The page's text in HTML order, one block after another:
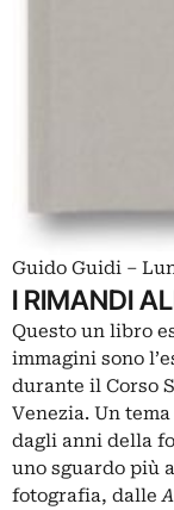
Guido Guidi –
I RIMANDI
Questo un libro
immagini sono
durante il Corso
Venezia. Un
dagli anni della
uno sguardo più
fotografia, dalle